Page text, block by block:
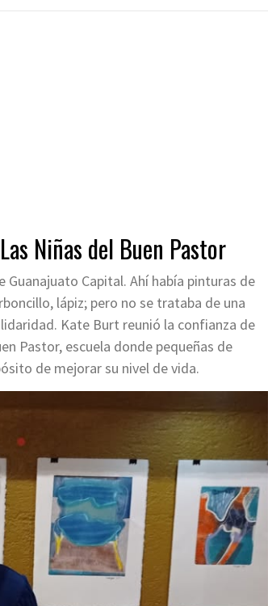
Niñas del Buen Pastor
Capital. Ahí había pinturas de
lápiz; pero no se trataba de una
Kate Burt reunió la confianza de
Pastor, escuela donde pequeñas de
de mejorar su nivel de vida.